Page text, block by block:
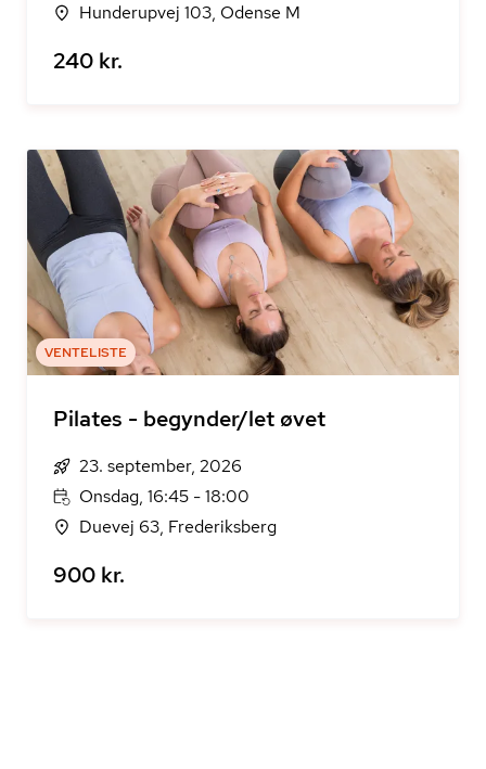
Hunderupvej 103, Odense M
240 kr.
VENTELISTE
Pilates - begynder/let øvet
23. september, 2026
Onsdag, 16:45 - 18:00
Duevej 63, Frederiksberg
900 kr.